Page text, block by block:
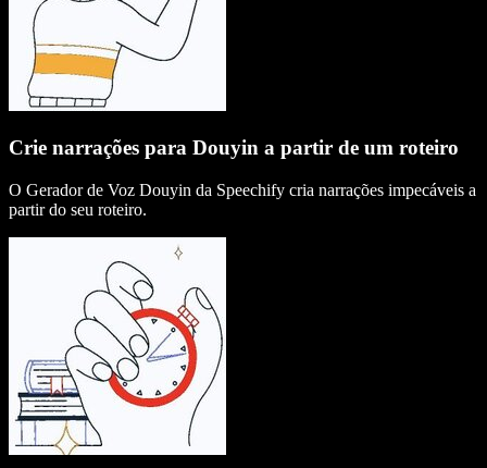
Crie narrações para Douyin a partir de um roteiro
O Gerador de Voz Douyin da Speechify cria narrações impecáveis a
partir do seu roteiro.